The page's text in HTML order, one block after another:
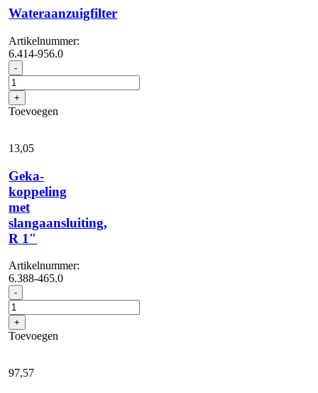
Wateraanzuigfilter
Artikelnummer:
6.414-956.0
- Wateraanzuigfilter
aantal
+
Toevoegen
13,05
Geka-
koppeling
met
slangaansluiting,
R 1″
Artikelnummer:
6.388-465.0
- Geka-
koppeling
met
slangaansluiting,
R
aantal
+
Toevoegen
97,57